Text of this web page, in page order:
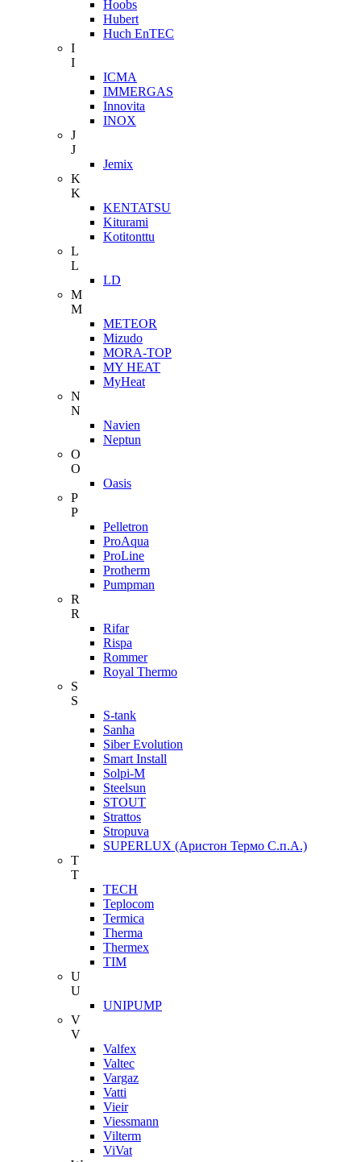
Hoobs
Hubert
Huch EnTEC
I
I
ICMA
IMMERGAS
Innovita
INOX
J
J
Jemix
K
K
KENTATSU
Kiturami
Kotitonttu
L
L
LD
M
M
METEOR
Mizudo
MORA-TOP
MY HEAT
MyHeat
N
N
Navien
Neptun
O
O
Oasis
P
P
Pelletron
ProAqua
ProLine
Protherm
Pumpman
R
R
Rifar
Rispa
Rommer
Royal Thermo
S
S
S-tank
Sanha
Siber Evolution
Smart Install
Solpi-M
Steelsun
STOUT
Strattos
Stropuva
SUPERLUX (Аристон Термо С.п.А.)
T
T
TECH
Teplocom
Termica
Therma
Thermex
TIM
U
U
UNIPUMP
V
V
Valfex
Valtec
Vargaz
Vatti
Vieir
Viessmann
Vilterm
ViVat